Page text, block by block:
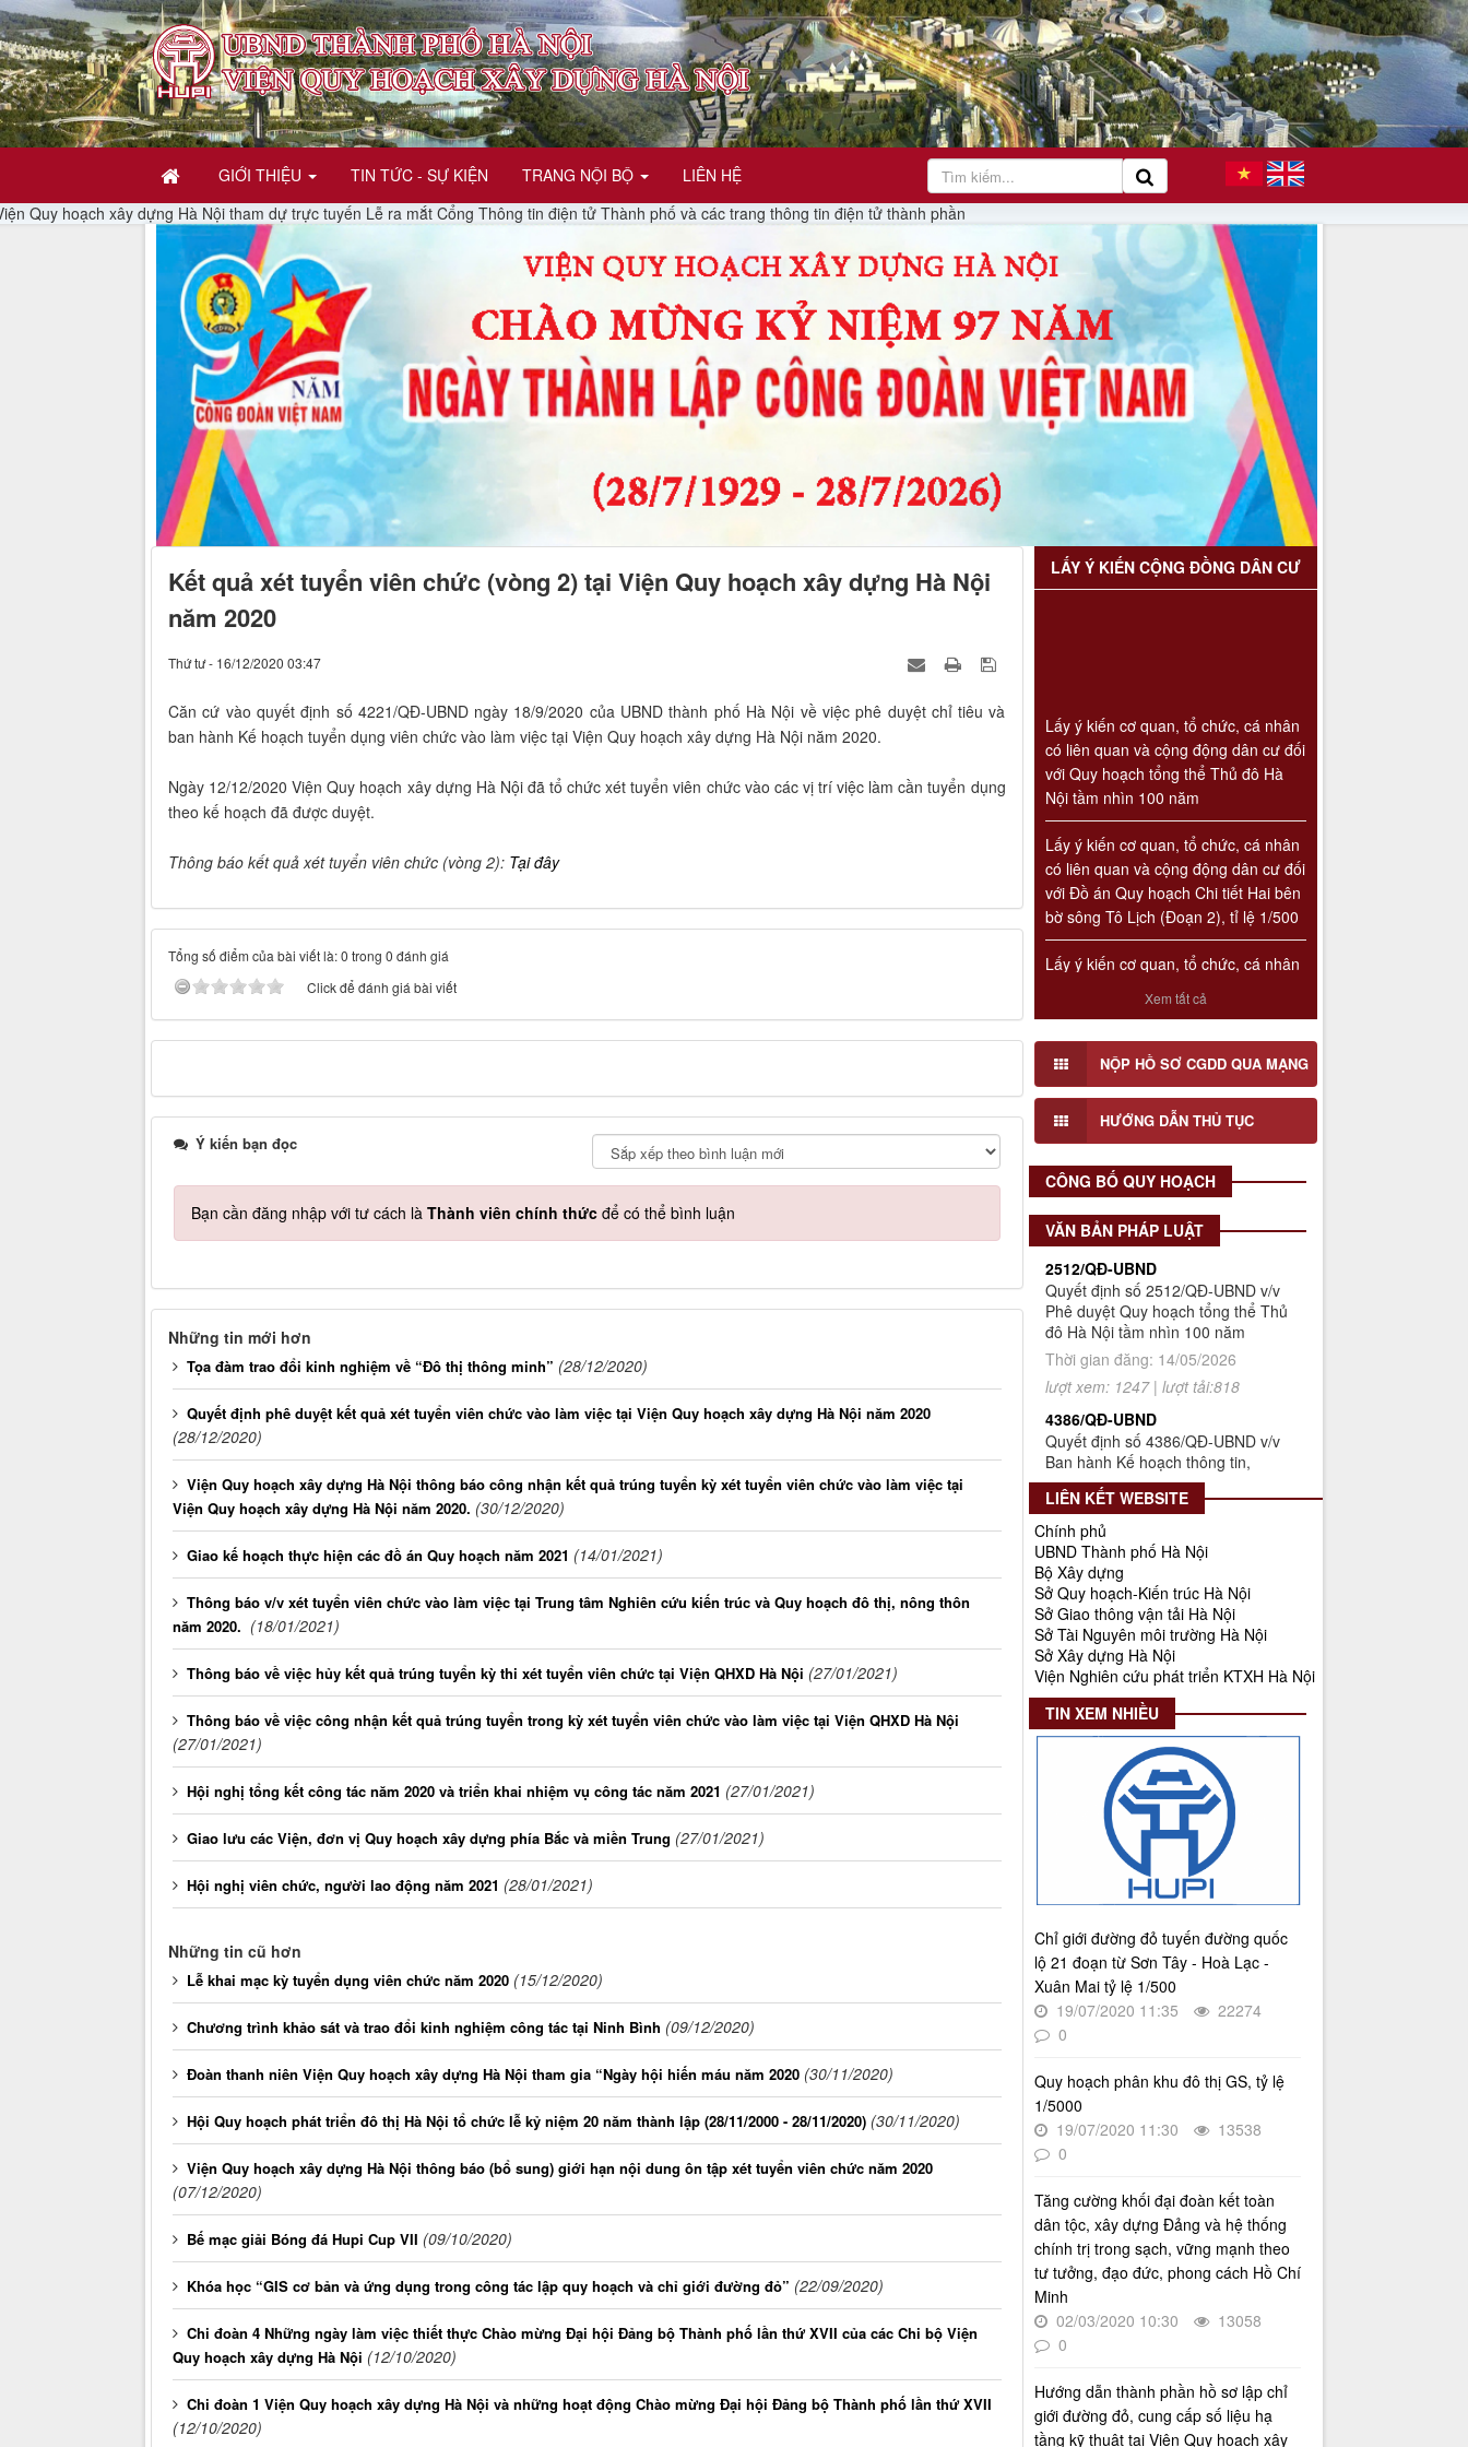
GIỚI THIỆU TIN TỨC - SỰ KIỆN TRANG NỘI BỘ
LIÊN HỆ
hoạch xây dựng Hà Nội tham dự trực tuyến Lễ ra mắt Cổng Thông tin điện tử Thành phố và các trang thông tin điện tử thành phần
Kết quả xét tuyển viên chức (vòng 2) tại Viện Quy hoạch xây dựng Hà Nội
năm 2020
Thứ tư - 16/12/2020 03:47
Căn cứ vào quyết định số 4221/QĐ-UBND ngày 18/9/2020 của UBND thành phố Hà Nội về việc phê duyệt chỉ tiêu và
ban hành Kế hoạch tuyển dụng viên chức vào làm việc tại Viện Quy hoạch xây dựng Hà Nội năm 2020.
Ngày 12/12/2020 Viện Quy hoạch xây dựng Hà Nội đã tổ chức xét tuyển viên chức vào các vị trí việc làm cần tuyển dụng
theo kế hoạch đã được duyệt.
Thông báo kết quả xét tuyển viên chức (vòng 2): Tại đây
Tổng số điểm của bài viết là: 0 trong 0 đánh giá
Click để đánh giá bài viết
Ý kiến bạn đọc
Bạn cần đăng nhập với tư cách là Thành viên chính thức để có thể bình luận
Những tin mới hơn
Tọa đàm trao đổi kinh nghiệm về “Đô thị thông minh” (28/12/2020)
Quyết định phê duyệt kết quả xét tuyển viên chức vào làm việc tại Viện Quy hoạch xây dựng Hà Nội năm 2020
(28/12/2020)
Viện Quy hoạch xây dựng Hà Nội thông báo công nhận kết quả trúng tuyển kỳ xét tuyển viên chức vào làm việc tại
Viện Quy hoạch xây dựng Hà Nội năm 2020. (30/12/2020)
Giao kế hoạch thực hiện các đồ án Quy hoạch năm 2021 (14/01/2021)
Thông báo v/v xét tuyển viên chức vào làm việc tại Trung tâm Nghiên cứu kiến trúc và Quy hoạch đô thị, nông thôn
năm 2020. (18/01/2021)
Thông báo về việc hủy kết quả trúng tuyển kỳ thi xét tuyển viên chức tại Viện QHXD Hà Nội (27/01/2021)
Thông báo về việc công nhận kết quả trúng tuyển trong kỳ xét tuyển viên chức vào làm việc tại Viện QHXD Hà Nội
(27/01/2021)
Hội nghị tổng kết công tác năm 2020 và triển khai nhiệm vụ công tác năm 2021 (27/01/2021)
Giao lưu các Viện, đơn vị Quy hoạch xây dựng phía Bắc và miền Trung (27/01/2021)
Hội nghị viên chức, người lao động năm 2021 (28/01/2021)
Những tin cũ hơn
Lễ khai mạc kỳ tuyển dụng viên chức năm 2020 (15/12/2020)
Chương trình khảo sát và trao đổi kinh nghiệm công tác tại Ninh Bình (09/12/2020)
Đoàn thanh niên Viện Quy hoạch xây dựng Hà Nội tham gia “Ngày hội hiến máu năm 2020 (30/11/2020)
Hội Quy hoạch phát triển đô thị Hà Nội tổ chức lễ kỷ niệm 20 năm thành lập (28/11/2000 - 28/11/2020) (30/11/2020)
Viện Quy hoạch xây dựng Hà Nội thông báo (bổ sung) giới hạn nội dung ôn tập xét tuyển viên chức năm 2020
(07/12/2020)
Bế mạc giải Bóng đá Hupi Cup VII (09/10/2020)
Khóa học “GIS cơ bản và ứng dụng trong công tác lập quy hoạch và chỉ giới đường đỏ” (22/09/2020)
Chi đoàn 4 Những ngày làm việc thiết thực Chào mừng Đại hội Đảng bộ Thành phố lần thứ XVII của các Chi bộ Viện
Quy hoạch xây dựng Hà Nội (12/10/2020)
Chi đoàn 1 Viện Quy hoạch xây dựng Hà Nội và những hoạt động Chào mừng Đại hội Đảng bộ Thành phố lần thứ XVII
(12/10/2020)
LẤY Ý KIẾN CỘNG ĐỒNG DÂN CƯ
có liên quan và cộng động dân cư đối
với Quy hoạch tổng thể Thủ đô Hà
Nội tầm nhìn 100 năm
Lấy ý kiến cơ quan, tổ chức, cá nhân
có liên quan và cộng động dân cư đối
với Đồ án Quy hoạch Chi tiết Hai bên
bờ sông Tô Lịch (Đoạn 2), tỉ lệ 1/500
Lấy ý kiến cơ quan, tổ chức, cá nhân
có liên quan và cộng động dân cư đối
với Đồ án Quy hoạch Chi tiết Hai bên
bờ sông Tô Lịch (Đoạn 3), tỉ lệ 1/500
Lấy ý kiến cơ quan, tổ chức, cá nhân
có liên quan và cộng động dân cư đối
với Đồ án Quy hoạch Chi tiết Hai bên
bờ sông Tô Lịch (Đoạn 1), tỉ lệ 1/500
Xem tất cả
NỘP HỒ SƠ CGDD QUA MẠNG
HƯỚNG DẪN THỦ TỤC
CÔNG BỐ QUY HOẠCH
VĂN BẢN PHÁP LUẬT
Số 908/KH-VQH
Kế hoạch Thông tin, tuyên truyền
về cải cách hành chính nhà nước
của Viện Quy hoạch xây dựng Hà
Nội giai đoạn 2026 - 2030
Thời gian đăng: 16/07/2026
lượt xem: 78 | lượt tải:31
2512/QĐ-UBND
Quyết định số 2512/QĐ-UBND v/v
Phê duyệt Quy hoạch tổng thể Thủ
đô Hà Nội tầm nhìn 100 năm
Thời gian đăng: 14/05/2026
lượt xem: 1247 | lượt tải:818
4386/QĐ-UBND
Quyết định số 4386/QĐ-UBND v/v
Ban hành Kế hoạch thông tin,
tuyên truyền về cải cách hành
chính nhà nước thành phố Hà Nội
năm 2025
Thời gian đăng: 25/08/2025
lượt xem: 570 | lượt tải:266
55-KH/ĐU
Kế hoạch Triển khai Phong trào
"Bình dân học vụ số"
Thời gian đăng: 02/06/2025
lượt xem: 627 | lượt tải:268
Số 27/UBND-ĐT
Triển khai thực hiện Nghị quyết số
34/2024/NQ-HĐND ngày
19/11/2024 của Hội đồng nhân dân
Thành phố.
Thời gian đăng: 08/01/2025
lượt xem: 952 | lượt tải:404
Số 908/KH-VQH
Kế hoạch Thông tin, tuyên truyền
về cải cách hành chính nhà nước
của Viện Quy hoạch xây dựng Hà
Nội giai đoạn 2026 - 2030
Thời gian đăng: 16/07/2026
lượt xem: 78 | lượt tải:31
Quyết định số 2512/QĐ-UBND v/v
Phê duyệt Quy hoạch tổng thể Thủ
đô Hà Nội tầm nhìn 100 năm
Thời gian đăng: 14/05/2026
4386/QĐ-UBND
Quyết định số 4386/QĐ-UBND v/v
Ban hành Kế hoạch thông tin,
tuyên truyền về cải cách hành
chính nhà nước thành phố Hà Nội
năm 2025
Thời gian đăng: 25/08/2025
55-KH/ĐU
Kế hoạch Triển khai Phong trào
"Bình dân học vụ số"
LIÊN KẾT WEBSITE
Chính phủ
UBND Thành phố Hà Nội
Bộ Xây dựng
Sở Quy hoạch-Kiến trúc Hà Nội
Sở Giao thông vận tải Hà Nội
Sở Tài Nguyên môi trường Hà Nội
Sở Xây dựng Hà Nội
Viện Nghiên cứu phát triển KTXH Hà Nội
TIN XEM NHIỀU
Chỉ giới đường đỏ tuyến đường quốc
lộ 21 đoạn từ Sơn Tây - Hoà Lạc -
Xuân Mai tỷ lệ 1/500
19/07/2020 11:35
22274
0
Quy hoạch phân khu đô thị GS, tỷ lệ
1/5000
19/07/2020 11:30
13538
0
Tăng cường khối đại đoàn kết toàn
dân tộc, xây dựng Đảng và hệ thống
chính trị trong sạch, vững mạnh theo
tư tưởng, đạo đức, phong cách Hồ Chí
Minh
02/03/2020 10:30
13058
0
Hướng dẫn thành phần hồ sơ lập chỉ
giới đường đỏ, cung cấp số liệu hạ
tầng kỹ thuật tại Viện Quy hoạch xây